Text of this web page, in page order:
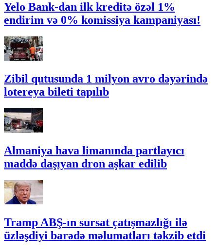
Yelo Bank-dan ilk kreditə özəl 1%
endirim və 0% komissiya kampaniyası!
Zibil qutusunda 1 milyon avro dəyərində
lotereya bileti tapılıb
Almaniya hava limanında partlayıcı
maddə daşıyan dron aşkar edilib
Tramp ABŞ-ın sursat çatışmazlığı ilə
üzləşdiyi barədə məlumatları təkzib etdi